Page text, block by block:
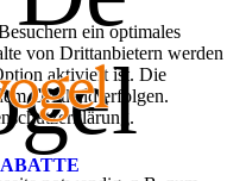
ein optimales
von Drittanbietern werden
aktiviert ist. Die
Drittland erfolgen.